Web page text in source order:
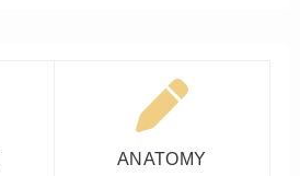
ANATOMY